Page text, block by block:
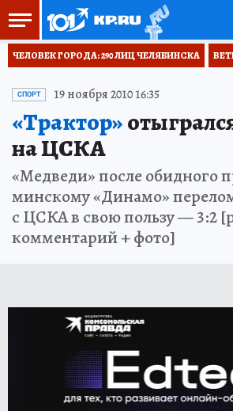
ЧЕЛОВЕК ГОРОДА: 290 ЛИЦ ЧЕЛЯБИНСКА
СПОРТ 19 ноября 2010 16:35
«Трактор»
на ЦСКА
«Медведи» после обидного
минскому «Динамо»
с ЦСКА в свою пользу — 3:2
комментарий + фото]